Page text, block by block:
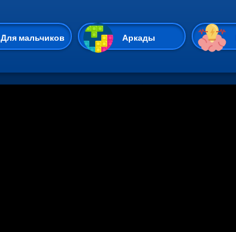
Для мальчиков Аркады
Казуальные Веселые